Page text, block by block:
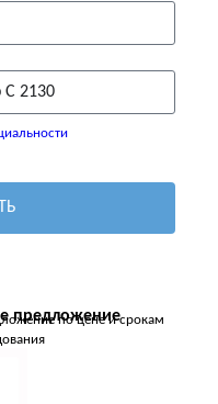
предложение
по цене и срокам